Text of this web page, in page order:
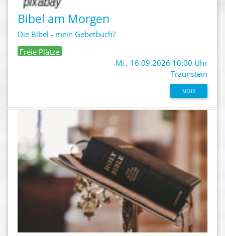
Bibel am Morgen
Die Bibel - mein Gebetbuch?
Freie Plätze
Mi., 16.09.2026 10:00 Uhr
Traunstein
MEHR